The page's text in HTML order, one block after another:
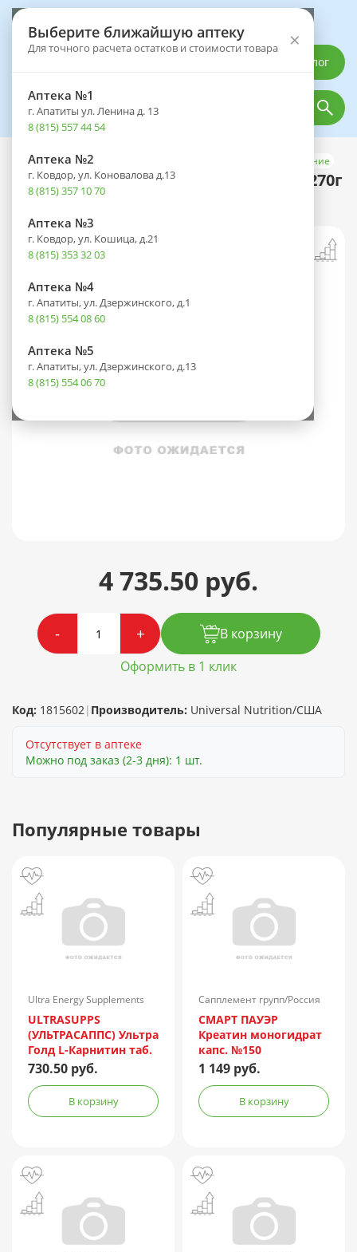
Выберите ближайшую аптеку
Для точного расчета остатков и стоимости товара ×
Аптека №1
г. Апатиты ул. Ленина д. 13
8 (815) 557 44 54
Аптека №2
г. Ковдор, ул. Коновалова д.13
8 (815) 357 10 70
Аптека №3
г. Ковдор, ул. Кошица, д.21
8 (815) 353 32 03
Аптека №4
г. Апатиты, ул. Дзержинского, д.1
8 (815) 554 08 60
Аптека №5
г. Апатиты, ул. Дзержинского, д.13
8 (815) 554 06 70
Каталог
Каталог Лечебное и диетическое питание Спортивное питание
Animal (Энимал) Масс Гейнер пор. 2270г
(шоколад) банка
4 735.50 руб.
- +
В корзину
Оформить в 1 клик
Код: 1815602| Производитель: Universal Nutrition/США
Отсутствует в аптеке
Можно под заказ (2-3 дня): 1 шт.
Популярные товары
Ultra Energy Supplements
Trading L.L.C/ОАЭ
ULTRASUPPS
(УЛЬТРАСАППС) Ультра
Голд L-Карнитин таб.
№90
730.50 руб.
В корзину
Сапплемент групп/Россия
СМАРТ ПАУЭР
Креатин моногидрат
капс. №150
1 149 руб.
В корзину